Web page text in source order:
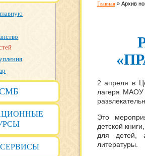
Главная» Архив
2 апреля в
лагеря
Это
детской
для детей,
литературы.